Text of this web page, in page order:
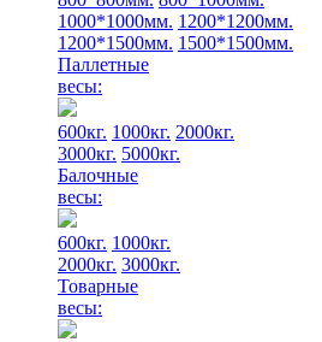
1000*1000мм. 1200*1200мм.
1200*1500мм. 1500*1500мм.
Паллетные
весы:
600кг. 1000кг. 2000кг.
3000кг. 5000кг.
Балочные
весы:
600кг. 1000кг.
2000кг. 3000кг.
Товарные
весы: